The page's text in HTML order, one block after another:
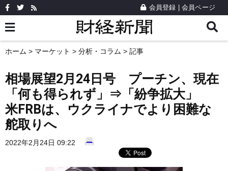
会員登録 会員ページ
ホーム > マーケット > 分析・コラム > 記事
相場展望2月24日号 プーチン、現在
「何も得られず」⇒「紛争拡大」
米FRBは、ウクライナでより困難な
舵取りへ
2022年2月24日 09:22